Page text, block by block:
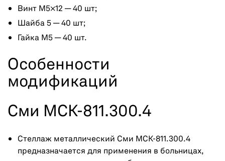
Винт М5×12 — 40 шт;
Шайба 5 — 40 шт;
Гайка М5 — 40 шт.
Особенности
модификаций
Сми МСК-811.300.4
Стеллаж металлический Сми МСК-811.300.4
предназначается для применения в больницах,